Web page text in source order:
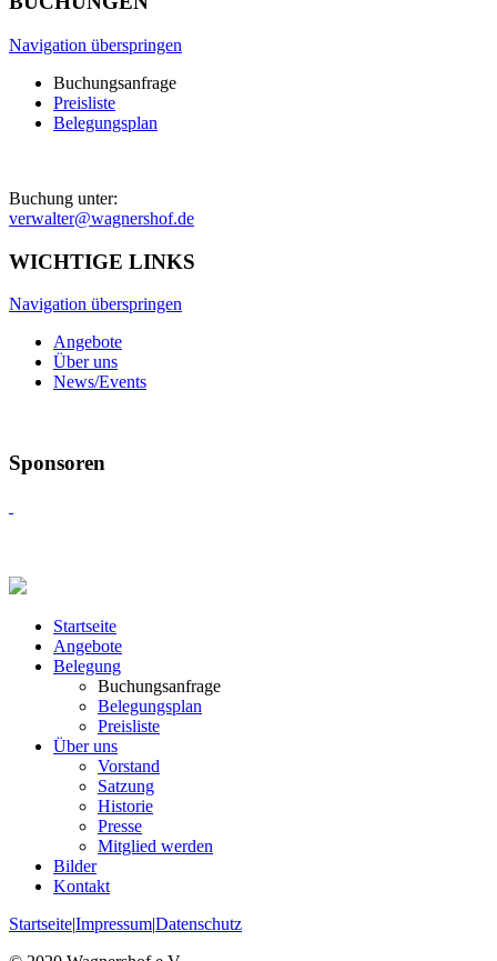
Navigation überspringen
Buchungsanfrage
Preisliste
Belegungsplan
Buchung unter:
verwalter@wagnershof.de
WICHTIGE LINKS
Navigation überspringen
Angebote
Über uns
News/Events
Sponsoren
Startseite
Angebote
Belegung
Buchungsanfrage
Belegungsplan
Preisliste
Über uns
Vorstand
Satzung
Historie
Presse
Mitglied werden
Bilder
Kontakt
Startseite|Impressum|Datenschutz